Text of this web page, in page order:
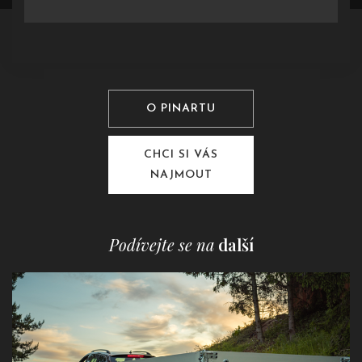
O PINARTU
CHCI SI VÁS
NAJMOUT
Podívejte se na další